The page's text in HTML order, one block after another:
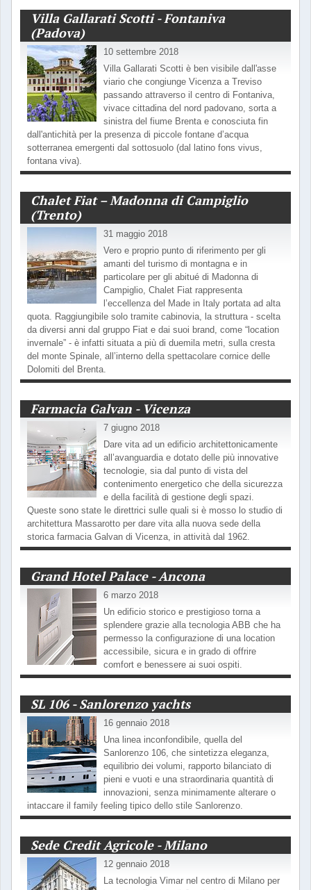
Villa Gallarati Scotti - Fontaniva
(Padova)
10 settembre 2018
Villa Gallarati Scotti è ben visibile dall'asse
viario che congiunge Vicenza a Treviso
passando attraverso il centro di Fontaniva,
vivace cittadina del nord padovano, sorta a
sinistra del fiume Brenta e conosciuta fin
dall'antichità per la presenza di piccole fontane d’acqua
sotterranea emergenti dal sottosuolo (dal latino fons vivus,
fontana viva).
Chalet Fiat – Madonna di Campiglio
(Trento)
31 maggio 2018
Vero e proprio punto di riferimento per gli
amanti del turismo di montagna e in
particolare per gli abitué di Madonna di
Campiglio, Chalet Fiat rappresenta
l’eccellenza del Made in Italy portata ad alta
quota. Raggiungibile solo tramite cabinovia, la struttura - scelta
da diversi anni dal gruppo Fiat e dai suoi brand, come “location
invernale” - è infatti situata a più di duemila metri, sulla cresta
del monte Spinale, all’interno della spettacolare cornice delle
Dolomiti del Brenta.
Farmacia Galvan - Vicenza
7 giugno 2018
Dare vita ad un edificio architettonicamente
all’avanguardia e dotato delle più innovative
tecnologie, sia dal punto di vista del
contenimento energetico che della sicurezza
e della facilità di gestione degli spazi.
Queste sono state le direttrici sulle quali si è mosso lo studio di
architettura Massarotto per dare vita alla nuova sede della
storica farmacia Galvan di Vicenza, in attività dal 1962.
Grand Hotel Palace - Ancona
6 marzo 2018
Un edificio storico e prestigioso torna a
splendere grazie alla tecnologia ABB che ha
permesso la configurazione di una location
accessibile, sicura e in grado di offrire
comfort e benessere ai suoi ospiti.
SL 106 - Sanlorenzo yachts
16 gennaio 2018
Una linea inconfondibile, quella del
Sanlorenzo 106, che sintetizza eleganza,
equilibrio dei volumi, rapporto bilanciato di
pieni e vuoti e una straordinaria quantità di
innovazioni, senza minimamente alterare o
intaccare il family feeling tipico dello stile Sanlorenzo.
Sede Credit Agricole - Milano
12 gennaio 2018
La tecnologia Vimar nel centro di Milano per